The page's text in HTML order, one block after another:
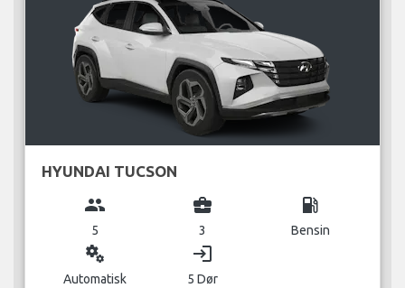
HYUNDAI TUCSON
group
5
business_center
3
local_gas_station
Bensin
miscellaneous_services
Automatisk
login
5 Dør